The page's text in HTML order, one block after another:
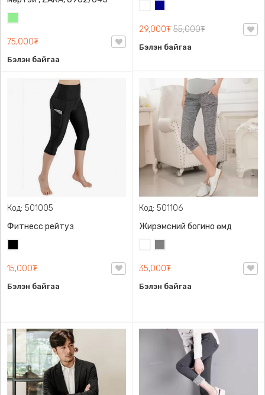
75,000₮
Бэлэн байгаа
29,000₮ 55,000₮
Бэлэн байгаа
Код: 501005
Фитнесс рейтуз
15,000₮
Бэлэн байгаа
Код: 501106
Жирэмсний богино өмд
35,000₮
Бэлэн байгаа